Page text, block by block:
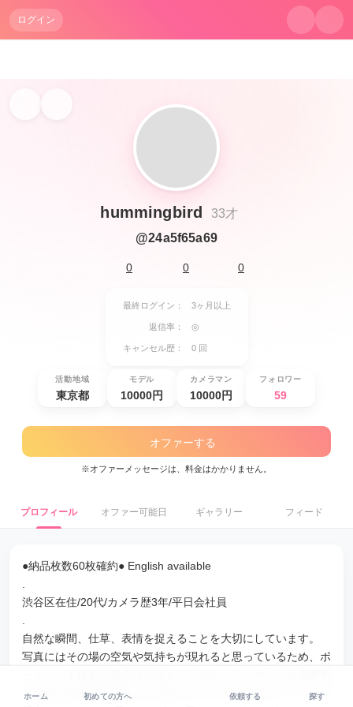
ログイン
hummingbird
33才
@24a5f65a69
0 0 0
最終ログイン： 3ヶ月以上
返信率： ◎
キャンセル歴： 0 回
活動地域
東京都
モデル
10000円
カメラマン
10000円
フォロワー
59
オファーする
※オファーメッセージは、料金はかかりません。
プロフィール オファー可能日 ギャラリー フィード
●納品枚数60枚確約● English available
.
渋谷区在住/20代/カメラ歴3年/平日会社員
.
自然な瞬間、仕草、表情を捉えることを大切にしています。
写真にはその場の空気や気持ちが現れると思っているため、ポ
で撮影に臨んで頂けるよう心掛けています。女性カメラマンの
ホーム 初めての方へ 依頼する 探す